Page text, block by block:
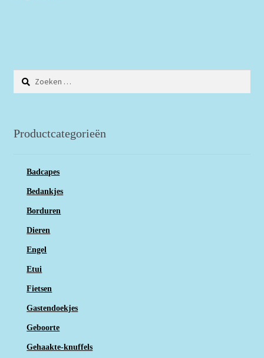
Zoeken
naar:
Productcategorieën
Badcapes
Bedankjes
Borduren
Dieren
Engel
Etui
Fietsen
Gastendoekjes
Geboorte
Gehaakte-knuffels